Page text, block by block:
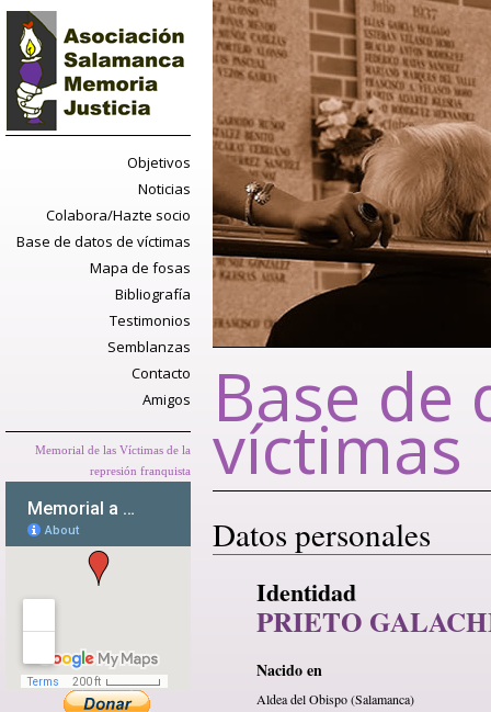
Objetivos
Noticias
Colabora/Hazte socio
Base de datos de víctimas
Mapa de fosas
Bibliografía
Testimonios
Semblanzas
Contacto
Amigos
Memorial de las Víctimas de la
represión franquista
Base de
víctimas
Datos personales
Identidad
PRIETO
Nacido en
Aldea del Obispo (Salamanca)